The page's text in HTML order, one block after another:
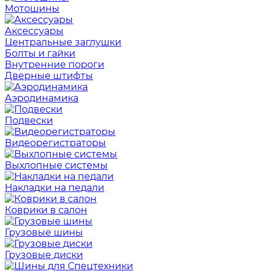
Мотошины
Аксессуары
Центральные заглушки
Болты и гайки
Внутренние пороги
Дверные штифты
Аэродинамика
Подвески
Видеорегистраторы
Выхлопные системы
Накладки на педали
Коврики в салон
Грузовые шины
Грузовые диски